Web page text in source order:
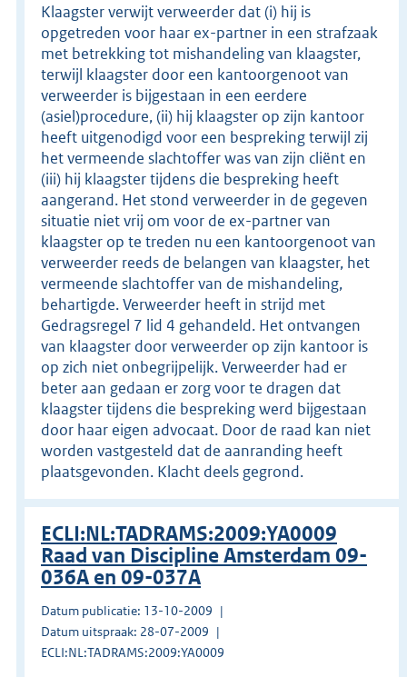
Klaagster verwijt verweerder dat (i) hij is
opgetreden voor haar ex-partner in een strafzaak
met betrekking tot mishandeling van klaagster,
terwijl klaagster door een kantoorgenoot van
verweerder is bijgestaan in een eerdere
(asiel)procedure, (ii) hij klaagster op zijn kantoor
heeft uitgenodigd voor een bespreking terwijl zij
het vermeende slachtoffer was van zijn cliënt en
(iii) hij klaagster tijdens die bespreking heeft
aangerand. Het stond verweerder in de gegeven
situatie niet vrij om voor de ex-partner van
klaagster op te treden nu een kantoorgenoot van
verweerder reeds de belangen van klaagster, het
vermeende slachtoffer van de mishandeling,
behartigde. Verweerder heeft in strijd met
Gedragsregel 7 lid 4 gehandeld. Het ontvangen
van klaagster door verweerder op zijn kantoor is
op zich niet onbegrijpelijk. Verweerder had er
beter aan gedaan er zorg voor te dragen dat
klaagster tijdens die bespreking werd bijgestaan
door haar eigen advocaat. Door de raad kan niet
worden vastgesteld dat de aanranding heeft
plaatsgevonden. Klacht deels gegrond.
ECLI:NL:TADRAMS:2009:YA0009
Raad van Discipline Amsterdam 09-
036A en 09-037A
Datum publicatie: 13-10-2009
Datum uitspraak: 28-07-2009
ECLI:NL:TADRAMS:2009:YA0009